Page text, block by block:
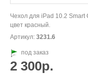
Чехол для iPad 10.2 Smart
цвет красный.
Артикул: 3231.6
под заказ
2 300р.